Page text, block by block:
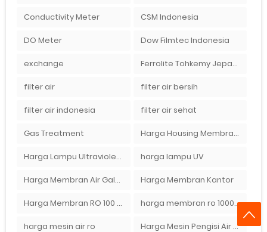
Conductivity Meter CSM Indonesia
DO Meter Dow Filmtec Indonesia
exchange Ferrolite Tohkemy Jepang Indonesia
filter air filter air bersih
filter air indonesia filter air sehat
Gas Treatment Harga Housing Membran RO 2000 GPD
Harga Lampu Ultraviolet Depot Air Isi Ulang harga lampu UV
Harga Membran Air Galon Harga Membran Kantor
Harga Membran RO 100 gpd harga membran ro 1000 gpd
harga mesin air ro Harga Mesin Pengisi Air Galon